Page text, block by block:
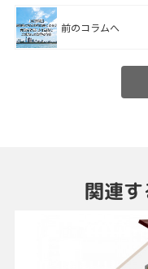
前のコラムへ
関連